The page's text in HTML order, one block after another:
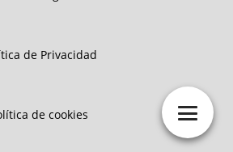
de Privacidad
de cookies